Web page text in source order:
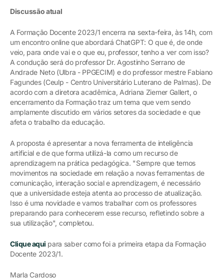
Discussão atual
A Formação Docente 2023/1 encerra na sexta-feira, às 14h, com
um encontro online que abordará ChatGPT: O que é, de onde
veio, para onde vai e o que eu, professor, tenho a ver com isso?
A condução será do professor Dr. Agostinho Serrano de
Andrade Neto (Ulbra - PPGECIM) e do professor mestre Fabiano
Fagundes (Ceulp - Centro Universitário Luterano de Palmas). De
acordo com a diretora acadêmica, Adriana Ziemer Gallert, o
encerramento da Formação traz um tema que vem sendo
amplamente discutido em vários setores da sociedade e que
afeta o trabalho da educação.
A proposta é apresentar a nova ferramenta de inteligência
artificial e de que forma utilizá-la como um recurso de
aprendizagem na prática pedagógica. "Sempre que temos
movimentos na sociedade em relação a novas ferramentas de
comunicação, interação social e aprendizagem, é necessário
que a universidade esteja atenta ao processo de atualização.
Isso é uma novidade e vamos trabalhar com os professores
preparando para conhecerem esse recurso, refletindo sobre a
sua utilização", completou.
Clique aqui para saber como foi a primeira etapa da Formação
Docente 2023/1.
Marla Cardoso